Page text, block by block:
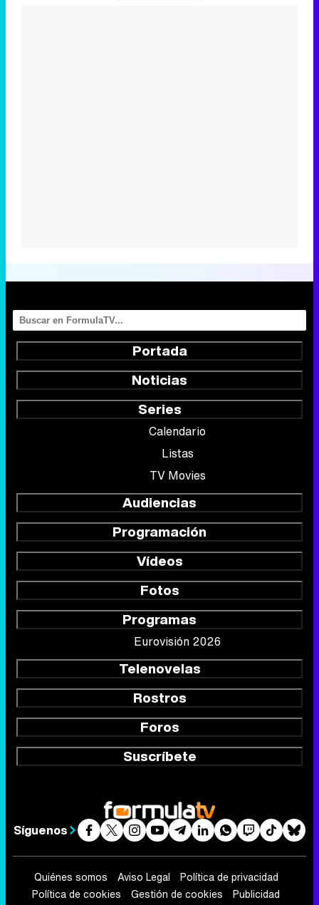
Portada
Noticias
Series
Calendario
Listas
TV Movies
Audiencias
Programación
Vídeos
Fotos
Programas
Eurovisión 2026
Telenovelas
Rostros
Foros
Suscríbete
Síguenos
Quiénes somos Aviso Legal
Política de privacidad
Política de cookies
Gestión de cookies
Publicidad